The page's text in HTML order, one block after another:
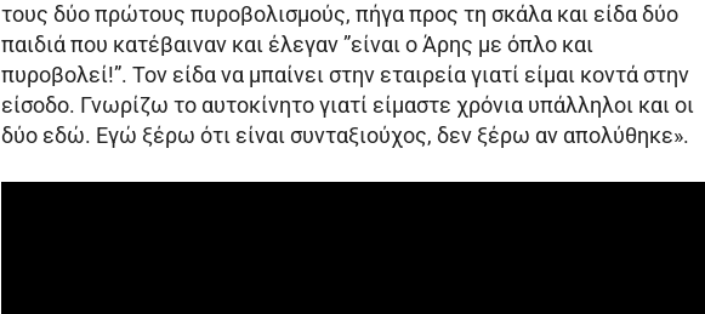
τους δύο πρώτους πυροβολισμούς, πήγα προς τη σκάλα και είδα δύο
παιδιά που κατέβαιναν και έλεγαν ”είναι ο Άρης με όπλο και
πυροβολεί!”. Τον είδα να μπαίνει στην εταιρεία γιατί είμαι κοντά στην
είσοδο. Γνωρίζω το αυτοκίνητο γιατί είμαστε χρόνια υπάλληλοι και οι
δύο εδώ. Εγώ ξέρω ότι είναι συνταξιούχος, δεν ξέρω αν απολύθηκε».